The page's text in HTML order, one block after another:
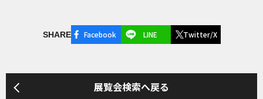
SHARE Facebook LINE Twitter/X
展覧会検索へ戻る